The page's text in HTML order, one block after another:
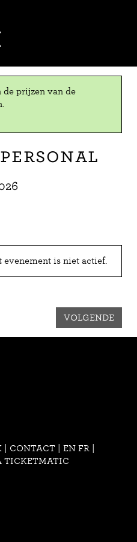
de prijzen van de
Personal
is niet actief.
VOLGENDE
CONTACT| EN FR
TICKETMATIC